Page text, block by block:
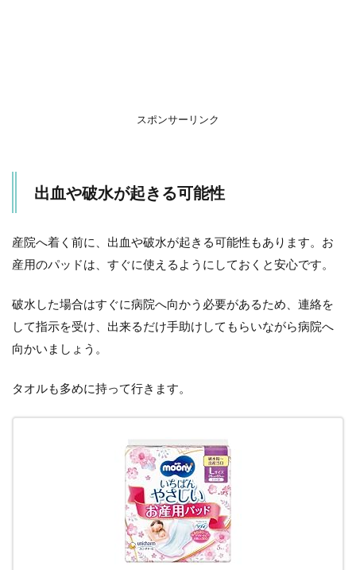
スポンサーリンク
出血や破水が起きる可能性
産院へ着く前に、出血や破水が起きる可能性もあります。お
産用のパッドは、すぐに使えるようにしておくと安心です。
破水した場合はすぐに病院へ向かう必要があるため、連絡を
して指示を受け、出来るだけ手助けしてもらいながら病院へ
向かいましょう。
タオルも多めに持って行きます。